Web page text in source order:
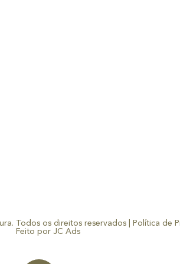
Todos os direitos reservados |
Política de
Feito por JC Ads